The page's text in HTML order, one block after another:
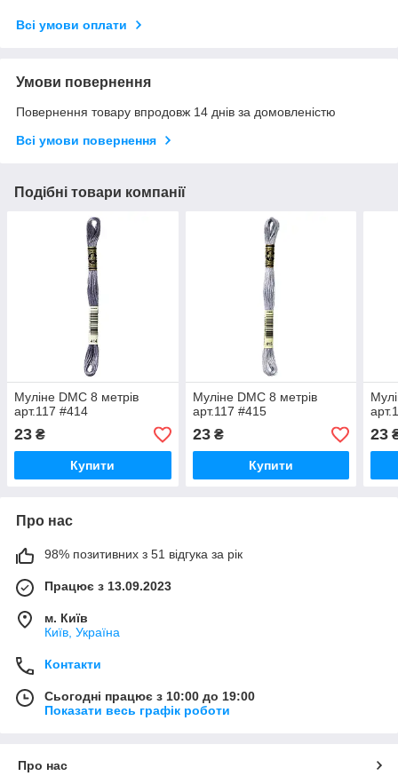
Всі умови оплати
Умови повернення
Повернення товару впродовж 14 днів за домовленістю
Всі умови повернення
Подібні товари компанії
Муліне DMC 8 метрів
арт.117 #414
23 ₴
Купити
Муліне DMC 8 метрів
арт.117 #415
23₴
Купити
23
Про нас
98% позитивних з 51 відгука за рік
Працює з 13.09.2023
м. Київ
Київ, Україна
Контакти
Сьогодні працює з 10:00 до 19:00
Показати весь графік роботи
Про нас